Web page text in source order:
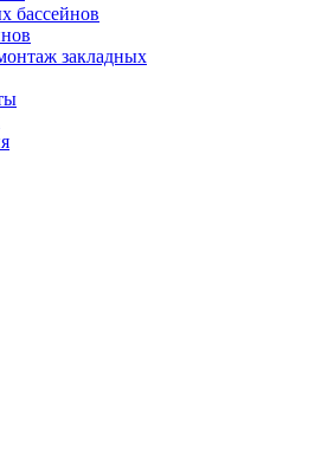
бассейнов
закладных